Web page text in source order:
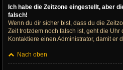
Ich habe die Zeitzone eingestellt, aber
falsch!
Wenn du dir sicher bist, dass du die
Zeit trotzdem noch falsch ist, geht die
Kontaktiere einen Administrator, damit er
Nach oben